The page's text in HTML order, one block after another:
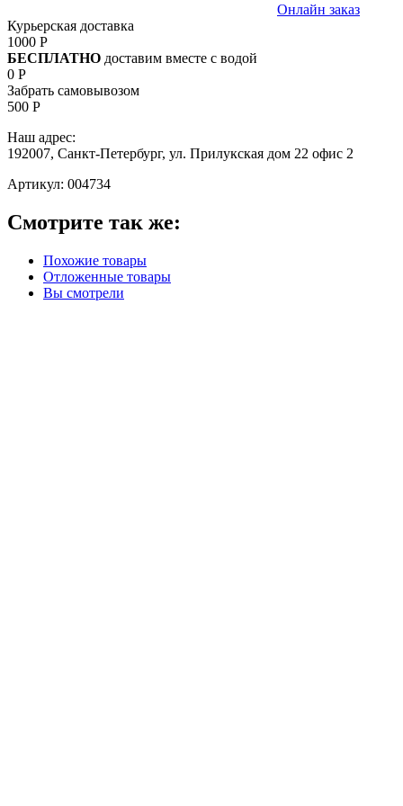
Онлайн заказ
Курьерская доставка
1000 Р
БЕСПЛАТНО доставим вместе с водой
0 Р
Забрать самовывозом
500 Р
Наш адрес:
192007, Санкт-Петербург, ул. Прилукская дом 22 офис 2
Артикул: 004734
Смотрите так же:
Похожие товары
Отложенные товары
Вы смотрели